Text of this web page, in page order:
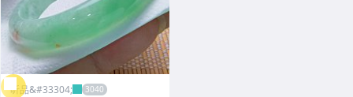
昕品&#33304;